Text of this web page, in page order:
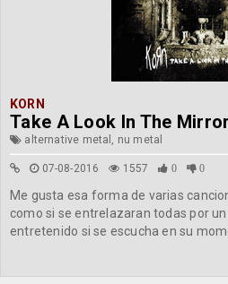
KORN
Take A Look In The Mirror
alternative metal, nu metal
07-08-2016 1557 0 0
Me gusta esa forma de varias
como si se entrelazaran todas por
entretenido si se escucha en su